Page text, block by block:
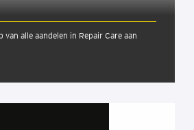
van alle aandelen in Repair Care aan